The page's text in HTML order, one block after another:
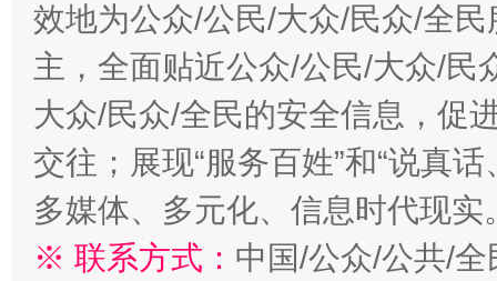
效地为公众/公民/大众/民众/全
主，全面贴近公众/公民/大众/民
大众/民众/全民的安全信息，促
交往；展现“服务百姓”和“说真
多媒体、多元化、信息时代现实
※ 联系方式： 中国/公众/公共/